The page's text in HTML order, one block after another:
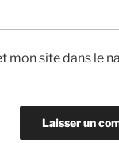
mon site dans le